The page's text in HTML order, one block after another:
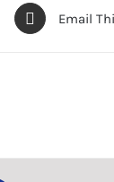
Email